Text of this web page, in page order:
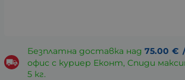
Безплатна доставка над 75.00 € /
офис с куриер Еконт, Спиди
5 кг.